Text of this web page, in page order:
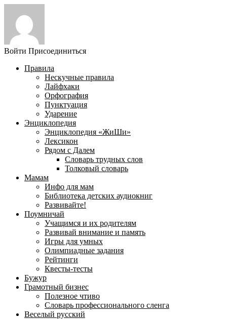
Войти Присоединиться
Правила
Нескучные правила
Лайфхаки
Орфография
Пунктуация
Ударение
Энциклопедия
Энциклопедия «ЖиШи»
Лексикон
Рядом с Далем
Словарь трудных слов
Толковый словарь
Мамам
Инфо для мам
Библиотека детских аудиокниг
Развивайте!
Поумничай
Учащимся и их родителям
Развивай внимание и память
Игры для умных
Олимпиадные задания
Рейтинги
Квесты-тесты
Бужур
Грамотный бизнес
Полезное чтиво
Словарь профессионального сленга
Веселый русский